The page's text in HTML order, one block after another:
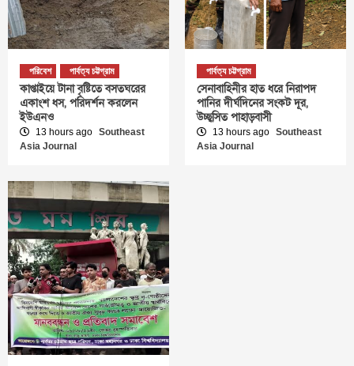
পরিবেশ পার্বত্য চট্টগ্রাম
কাপ্তাইয়ে টানা বৃষ্টিতে বসতঘরের
একাংশ ধস, পরিদর্শন করলেন
ইউএনও
13 hours ago Southeast
Asia Journal
পার্বত্য চট্টগ্রাম
সেনাবাহিনীর হাত ধরে নিরাপদ
পানির দীর্ঘদিনের সংকট দূর,
উচ্ছ্বসিত পাহাড়বাসী
13 hours ago Southeast
Asia Journal